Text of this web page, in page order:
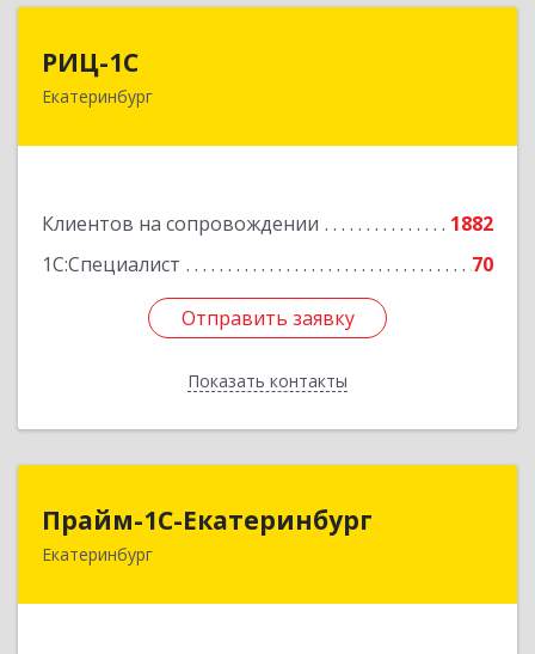
РИЦ-1С
Екатеринбург
Клиентов на сопровождении
1882
1С:Специалист
70
Отправить заявку
Показать контакты
620102, Свердловская обл, Екатеринбург г,
Отправить заявку
Назад
Прайм-1С-Екатеринбург
Екатеринбург
Прайм-1С-Екатеринбург
620142, Свердловская обл, Екатеринбург г, 8